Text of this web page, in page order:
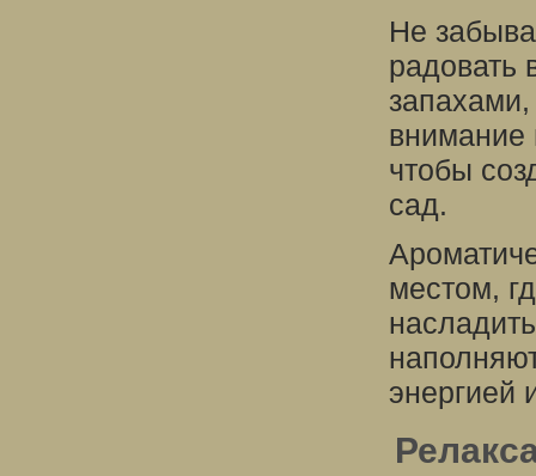
Не
радовать
внимание
чтобы
сад.
местом,
энергией